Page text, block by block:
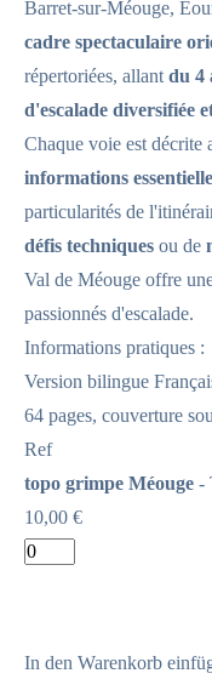
Barret-sur-Méouge,
cadre spectaculaire
répertoriées, allant du 4
d'escalade diversifiée
Chaque voie est décrite
informations
particularités de
défis techniques ou de
Val de Méouge offre
passionnés d'escalade.
Informations pratiques :
Version bilingue
64 pages, couverture
Ref
topo grimpe Méouge -
10,00 €
In den Warenkorb